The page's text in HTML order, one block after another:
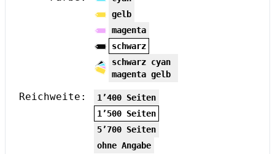
gelb
magenta
schwarz
schwarz cyan
magenta gelb
Reichweite:
1’400 Seiten
1’500 Seiten
5’700 Seiten
ohne Angabe